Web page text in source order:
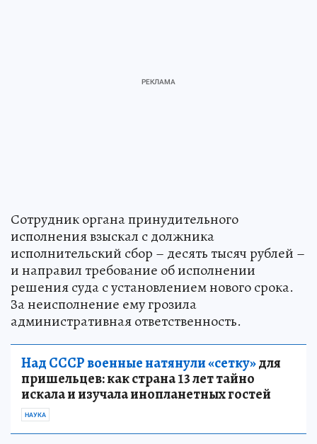
Сотрудник органа принудительного
исполнения взыскал с должника
исполнительский сбор – десять тысяч рублей –
и направил требование об исполнении
решения суда с установлением нового срока.
За неисполнение ему грозила
административная ответственность.
Над СССР военные натянули «сетку»для
пришельцев: как страна 13 лет тайно
искала и изучала инопланетных гостей
НАУКА